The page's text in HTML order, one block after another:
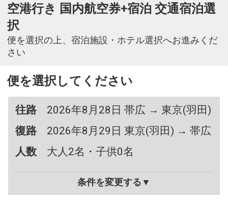
空港行き 国内航空券+宿泊 交通宿泊選
択
便を選択の上、宿泊施設・ホテル選択へお進みくだ
さい
便を選択してください
往路
2026年8月28日 帯広 → 東京(羽田)
復路
2026年8月29日 東京(羽田) → 帯広
人数
大人2名・子供0名
条件を変更する▼